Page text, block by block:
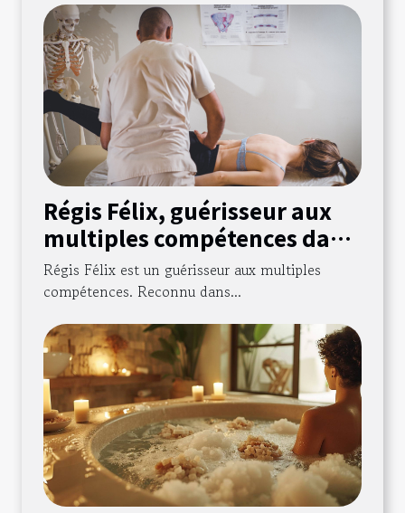
Régis Félix, guérisseur aux
multiples compétences dans
le canton de Vaud !
Régis Félix est un guérisseur aux multiples
compétences. Reconnu dans...